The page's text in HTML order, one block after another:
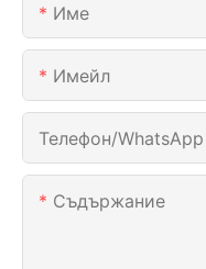
Име
Имейл
Телефон/WhatsApp
Съдържание